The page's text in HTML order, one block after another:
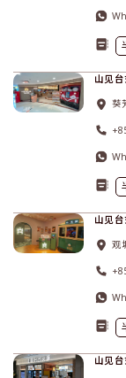
山见
葵
山见
观
山见